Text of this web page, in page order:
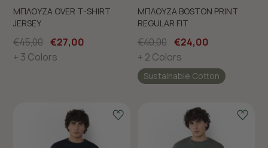
ΜΠΛΟΥΖΑ OVER T-SHIRT
JERSEY
€45,00 €27,00
+ 3 Colors
ΜΠΛΟΥΖΑ BOSTON PRINT
REGULAR FIT
€40,00 €24,00
+ 2 Colors
Sustainable Cotton